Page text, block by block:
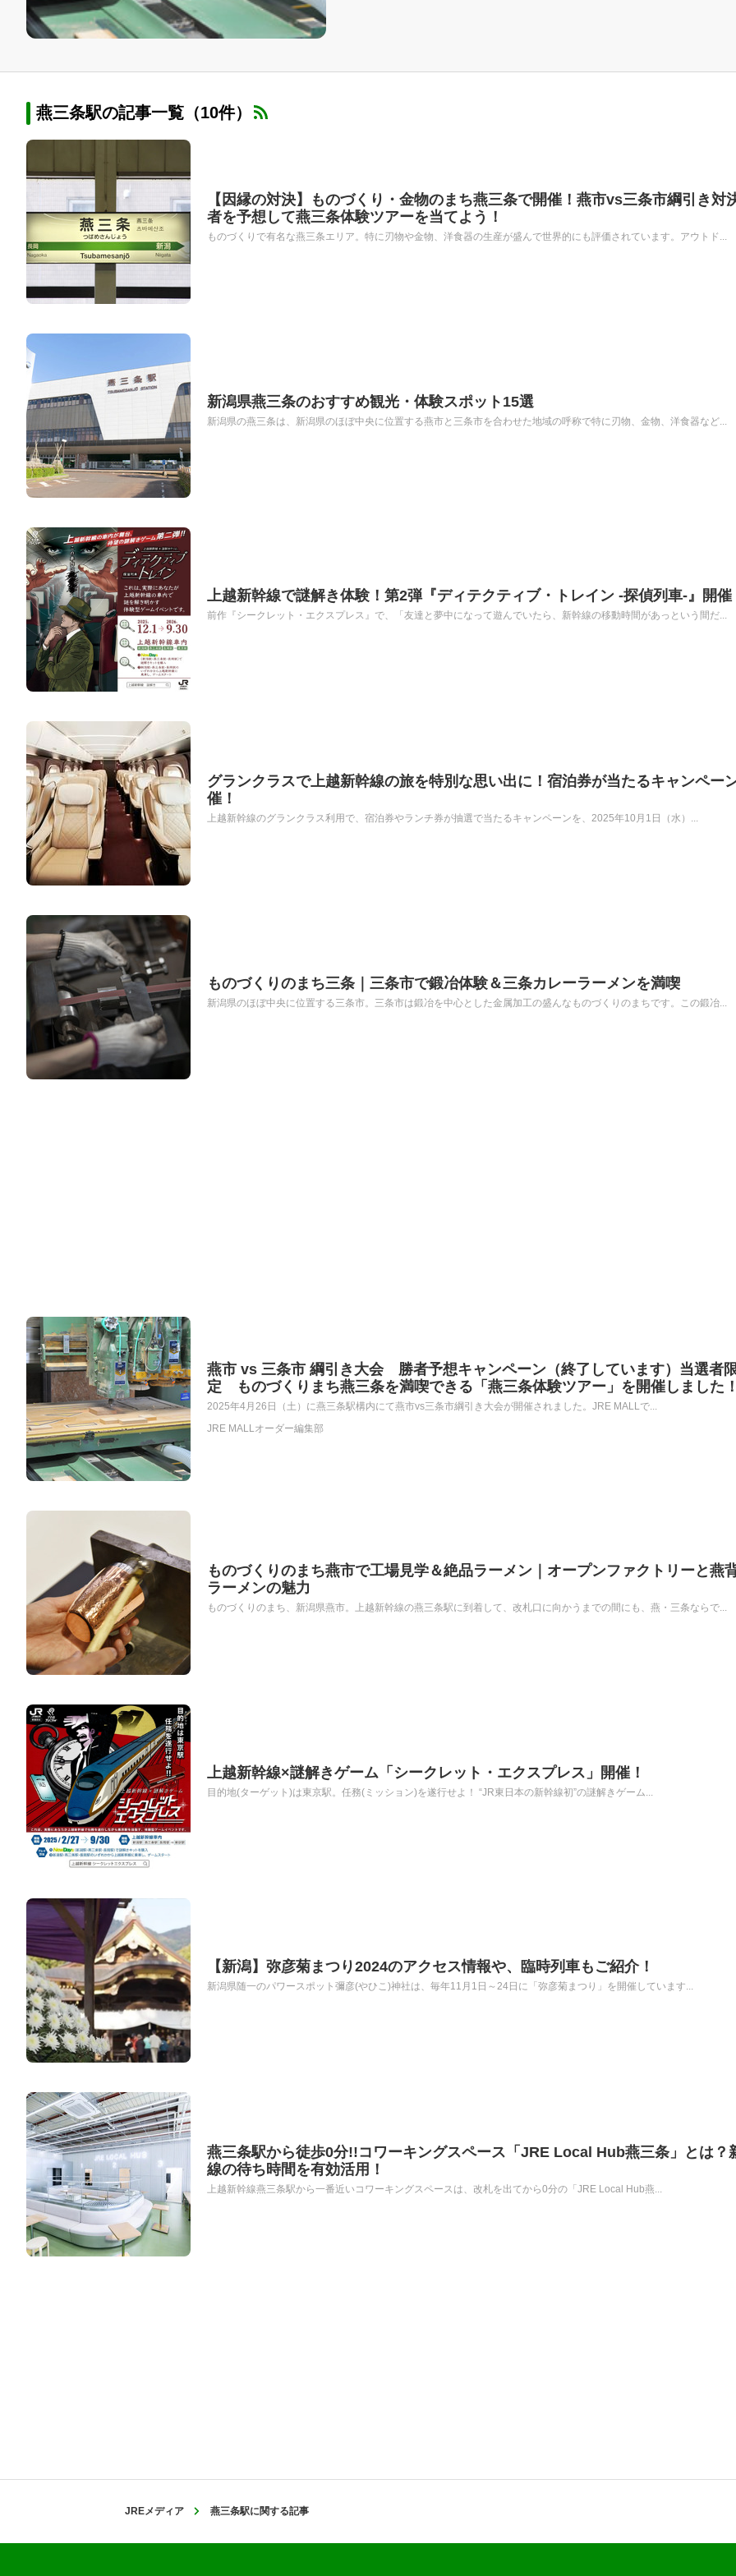
燕三条駅の記事一覧（10件）
【因縁の対決】ものづくり・金物のまち燕三条で開催！燕市vs三条市綱引き対
者を予想して燕三条体験ツアーを当てよう！
ものづくりで有名な燕三条エリア。特に刃物や金物、洋食器の生産が盛んで世界的にも評価されています。アウトド...
新潟県燕三条のおすすめ観光・体験スポット15選
新潟県の燕三条は、新潟県のほぼ中央に位置する燕市と三条市を合わせた地域の呼称で特に刃物、金物、洋食器など...
上越新幹線で謎解き体験！第2弾『ディテクティブ・トレイン -探偵列車-』開催
前作『シークレット・エクスプレス』で、「友達と夢中になって遊んでいたら、新幹線の移動時間があっという間だ...
グランクラスで上越新幹線の旅を特別な思い出に！宿泊券が当たるキャンペー
催！
上越新幹線のグランクラス利用で、宿泊券やランチ券が抽選で当たるキャンペーンを、2025年10月1日（水）...
ものづくりのまち三条｜三条市で鍛冶体験＆三条カレーラーメンを満喫
新潟県のほぼ中央に位置する三条市。三条市は鍛冶を中心とした金属加工の盛んなものづくりのまちです。この鍛冶...
燕市 vs 三条市 綱引き大会 勝者予想キャンペーン（終了しています）当選者
定 ものづくりまち燕三条を満喫できる「燕三条体験ツアー」を開催しました
2025年4月26日（土）に燕三条駅構内にて燕市vs三条市綱引き大会が開催されました。JRE MALLで...
JRE MALLオーダー編集部
ものづくりのまち燕市で工場見学＆絶品ラーメン｜オープンファクトリーと燕
ラーメンの魅力
ものづくりのまち、新潟県燕市。上越新幹線の燕三条駅に到着して、改札口に向かうまでの間にも、燕・三条ならで...
上越新幹線×謎解きゲーム「シークレット・エクスプレス」開催！
目的地(ターゲット)は東京駅。任務(ミッション)を遂行せよ！ “JR東日本の新幹線初”の謎解きゲーム...
【新潟】弥彦菊まつり2024のアクセス情報や、臨時列車もご紹介！​
新潟県随一のパワースポット彌彦(やひこ)神社は、毎年11月1日～24日に「弥彦菊まつり」を開催しています...
燕三条駅から徒歩0分!!コワーキングスペース「JRE Local Hub燕三条」とは？
線の待ち時間を有効活用！
上越新幹線燕三条駅から一番近いコワーキングスペースは、改札を出てから0分の「JRE Local Hub燕...
JREメディア 燕三条駅に関する記事